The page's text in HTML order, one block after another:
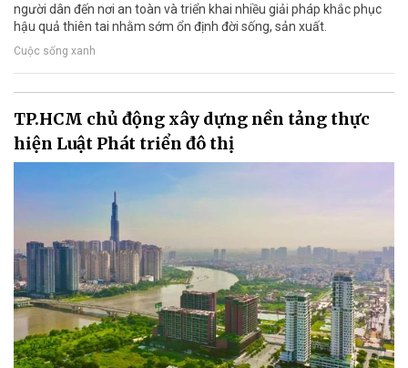
người dân đến nơi an toàn và triển khai nhiều giải pháp khắc phục
hậu quả thiên tai nhằm sớm ổn định đời sống, sản xuất.
Cuộc sống xanh
TP.HCM chủ động xây dựng nền tảng thực
hiện Luật Phát triển đô thị